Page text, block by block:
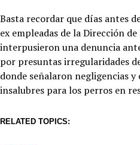
Basta recordar que días antes
ex empleadas de la Dirección
interpusieron una denuncia
por presuntas irregularidades
donde señalaron negligencias
insalubres para los perros en
RELATED TOPICS: